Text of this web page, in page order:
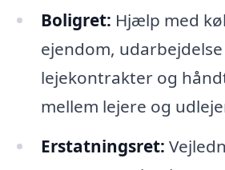
Boligret: Hjælp med
ejendom,
lejekontrakter og
mellem lejere og
Erstatningsret: